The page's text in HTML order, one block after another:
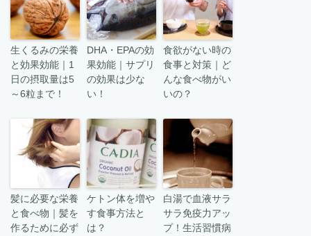
生くるみの栄養
と効果効能｜1
日の摂取量は5
～6粒まで！
DHA・EPAの効
果効能｜サプリ
の効果は少な
い！
食欲がない時の
食事と対策｜ど
んな食べ物がい
いの？
髪に必要な栄養
と食べ物｜髪を
作るために必ず
ケトン体を増や
す食事方法と
は？
白湯で血液サラ
サラ免疫力アッ
プ！生活習慣病